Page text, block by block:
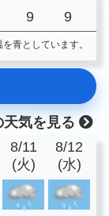
9 9
青としています。
気を見る
8/11
(火)
8/12
(水)